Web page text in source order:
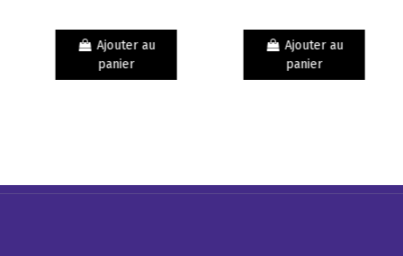
Ajouter au
panier
Ajouter au
panier